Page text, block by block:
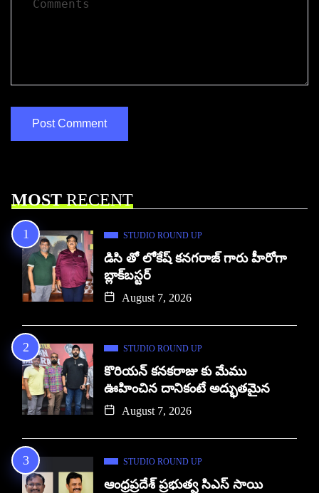
MOSTRECENT
STUDIO ROUND UP
డిసి తో లోకేష్ కనగరాజ్ గారు హీరోగా
బ్లాక్‌బస్టర్
August 7, 2026
STUDIO ROUND UP
కొరియన్ కనకరాజు కు మేము
ఊహించిన దానికంటే అద్భుతమైన
August 7, 2026
STUDIO ROUND UP
ఆంధ్రప్రదేశ్ ప్రభుత్వ సిఎస్ సాయి